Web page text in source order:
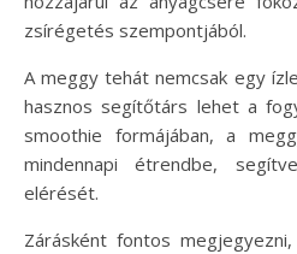
zsírégetés szempontjából.
A meggy tehát nemcsak egy
hasznos segítőtárs lehet a
smoothie formájában, a
mindennapi étrendbe,
elérését.
Zárásként fontos